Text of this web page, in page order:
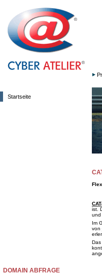
Startseite
DOMAIN ABFRAGE
ist.
und
Im
von